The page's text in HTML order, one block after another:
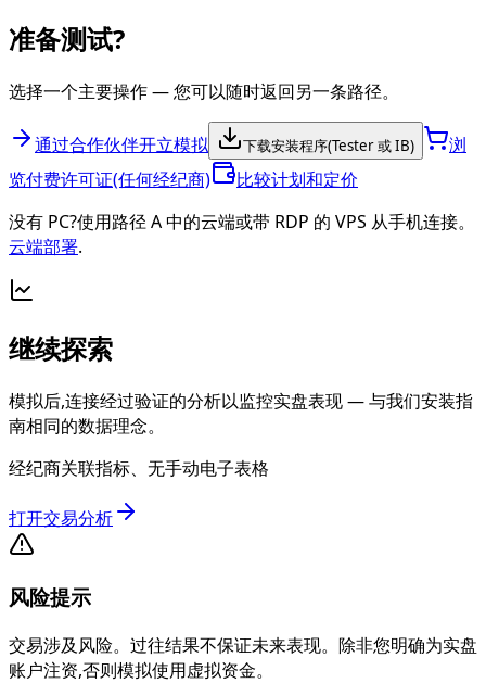
准备测试?
选择一个主要操作 — 您可以随时返回另一条路径。
通过合作伙伴开立模拟 下载安装程序(Tester 或 IB)
浏
览付费许可证(任何经纪商)
比较计划和定价
没有 PC?使用路径 A 中的云端或带 RDP 的 VPS 从手机连接。
云端部署.
继续探索
模拟后,连接经过验证的分析以监控实盘表现 — 与我们安装指
南相同的数据理念。
经纪商关联指标、无手动电子表格
打开交易分析
风险提示
交易涉及风险。过往结果不保证未来表现。除非您明确为实盘
账户注资,否则模拟使用虚拟资金。